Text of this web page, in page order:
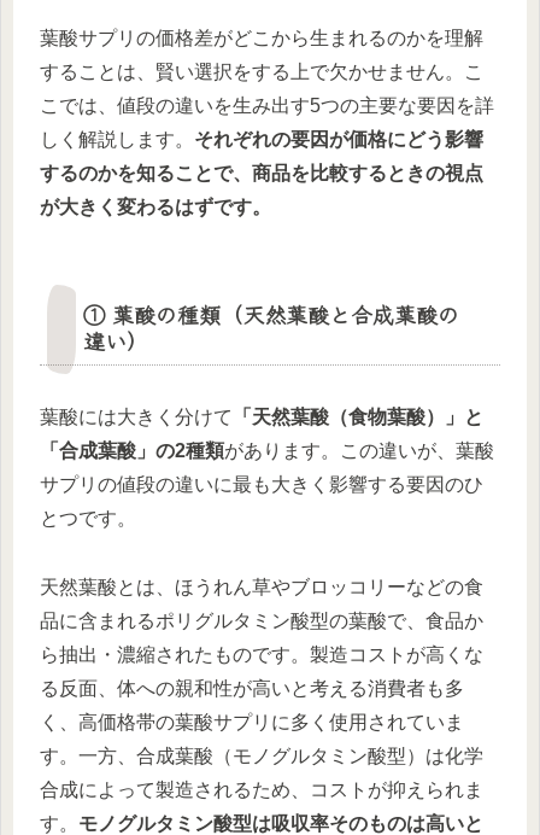
葉酸サプリの価格差がどこから生まれるのかを理解
することは、賢い選択をする上で欠かせません。こ
こでは、値段の違いを生み出す5つの主要な要因を詳
しく解説します。 それぞれの要因が価格にどう影響
するのかを知ることで、商品を比較するときの視点
が大きく変わるはずです。
① 葉酸の種類（天然葉酸と合成葉酸の
違い）
葉酸には大きく分けて
「天然葉酸（食物葉酸）」と
「合成葉酸」の2種類があります。この違いが、葉酸
サプリの値段の違いに最も大きく影響する要因のひ
とつです。
天然葉酸とは、ほうれん草やブロッコリーなどの食
品に含まれるポリグルタミン酸型の葉酸で、食品か
ら抽出・濃縮されたものです。製造コストが高くな
る反面、体への親和性が高いと考える消費者も多
く、高価格帯の葉酸サプリに多く使用されていま
す。一方、合成葉酸（モノグルタミン酸型）は化学
合成によって製造されるため、コストが抑えられま
す。 モノグルタミン酸型は吸収率そのものは高いと